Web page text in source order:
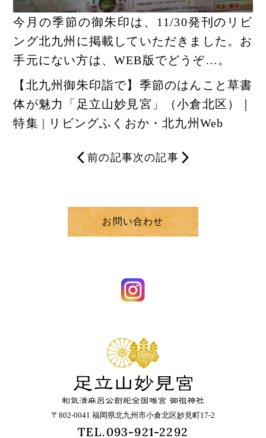
今月の季節の御朱印は、11/30発刊のリビ
ング北九州に掲載していただきました。お
手元にない方は、WEB版でどうぞ…。
【北九州御朱印詣で】季節のはんこと草書
体が魅力「足立山妙見宮」（小倉北区）｜
特集 | リビングふくおか・北九州Web
前の記事次の記事
お問い合わせ
〒802-0041 福岡県北九州市小倉北区妙見町17-2
TEL.093-921-2292